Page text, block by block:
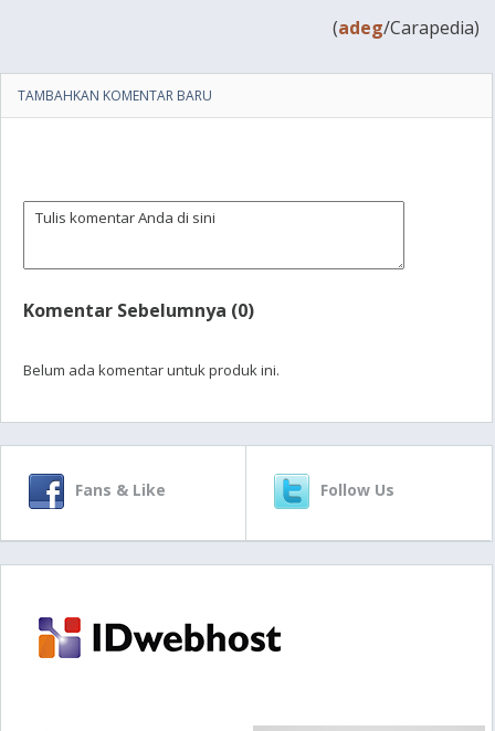
(adeg/Carapedia)
TAMBAHKAN KOMENTAR BARU
Komentar Sebelumnya (0)
Belum ada komentar untuk produk ini.
Fans & Like Follow Us